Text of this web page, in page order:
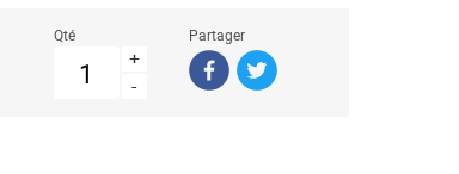
Qté
+
-
Partager